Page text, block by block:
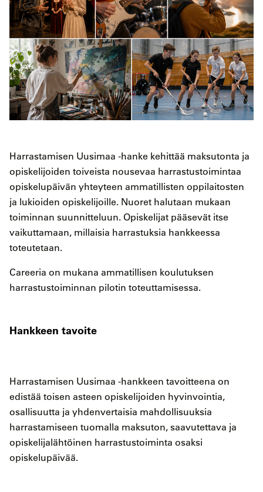
Harrastamisen Uusimaa -hanke kehittää maksutonta ja
opiskelijoiden toiveista nousevaa harrastustoimintaa
opiskelupäivän yhteyteen ammatillisten oppilaitosten
ja lukioiden opiskelijoille. Nuoret halutaan mukaan
toiminnan suunnitteluun. Opiskelijat pääsevät itse
vaikuttamaan, millaisia harrastuksia hankkeessa
toteutetaan.
Careeria on mukana ammatillisen koulutuksen
harrastustoiminnan pilotin toteuttamisessa.
Hankkeen tavoite
Harrastamisen Uusimaa -hankkeen tavoitteena on
edistää toisen asteen opiskelijoiden hyvinvointia,
osallisuutta ja yhdenvertaisia mahdollisuuksia
harrastamiseen tuomalla maksuton, saavutettava ja
opiskelijalähtöinen harrastustoiminta osaksi
opiskelupäivää.